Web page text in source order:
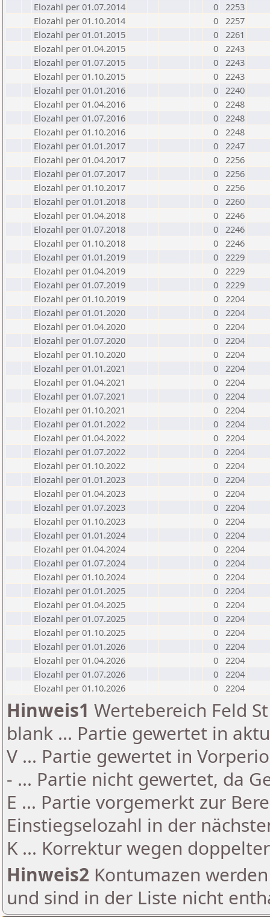
Elozahl per 01.07.2014
0 2253
Elozahl per 01.10.2014
0 2257
Elozahl per 01.01.2015
0 2261
Elozahl per 01.04.2015
0 2243
Elozahl per 01.07.2015
0 2243
Elozahl per 01.10.2015
0 2243
Elozahl per 01.01.2016
0 2240
Elozahl per 01.04.2016
0 2248
Elozahl per 01.07.2016
0 2248
Elozahl per 01.10.2016
0 2248
Elozahl per 01.01.2017
0 2247
Elozahl per 01.04.2017
0 2256
Elozahl per 01.07.2017
0 2256
Elozahl per 01.10.2017
0 2256
Elozahl per 01.01.2018
0 2260
Elozahl per 01.04.2018
0 2246
Elozahl per 01.07.2018
0 2246
Elozahl per 01.10.2018
0 2246
Elozahl per 01.01.2019
0 2229
Elozahl per 01.04.2019
0 2229
Elozahl per 01.07.2019
0 2229
Elozahl per 01.10.2019
0 2204
Elozahl per 01.01.2020
0 2204
Elozahl per 01.04.2020
0 2204
Elozahl per 01.07.2020
0 2204
Elozahl per 01.10.2020
0 2204
Elozahl per 01.01.2021
0 2204
Elozahl per 01.04.2021
0 2204
Elozahl per 01.07.2021
0 2204
Elozahl per 01.10.2021
0 2204
Elozahl per 01.01.2022
0 2204
Elozahl per 01.04.2022
0 2204
Elozahl per 01.07.2022
0 2204
Elozahl per 01.10.2022
0 2204
Elozahl per 01.01.2023
0 2204
Elozahl per 01.04.2023
0 2204
Elozahl per 01.07.2023
0 2204
Elozahl per 01.10.2023
0 2204
Elozahl per 01.01.2024
0 2204
Elozahl per 01.04.2024
0 2204
Elozahl per 01.07.2024
0 2204
Elozahl per 01.10.2024
0 2204
Elozahl per 01.01.2025
0 2204
Elozahl per 01.04.2025
0 2204
Elozahl per 01.07.2025
0 2204
Elozahl per 01.10.2025
0 2204
Elozahl per 01.01.2026
0 2204
Elozahl per 01.04.2026
0 2204
Elozahl per 01.07.2026
0 2204
Elozahl per 01.10.2026
0 2204
Hinweis1 Wertebereich Feld
blank ... Partie gewertet in
V ... Partie gewertet in
- ... Partie nicht gewertet, da
E ... Partie vorgemerkt zur
Einstiegselozahl in der
K ... Korrektur wegen
Hinweis2 Kontumazen
und sind in der Liste nicht